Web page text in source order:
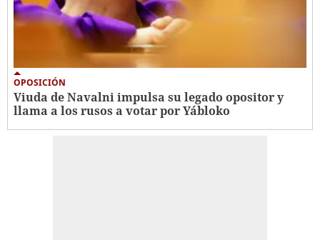
OPOSICIÓN
Viuda de Navalni impulsa su legado opositor y
llama a los rusos a votar por Yábloko